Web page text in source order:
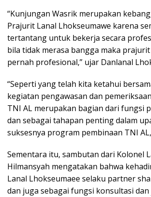
“Kunjungan Wasrik merupakan
Prajurit Lanal Lhokseumawe karena
tertantang untuk bekerja secara
bila tidak merasa bangga maka
pernah profesional,” ujar Danlanal
“Seperti yang telah kita ketahui
kegiatan pengawasan dan
TNI AL merupakan bagian dari fungsi
dan sebagai tahapan penting dalam
suksesnya program pembinaan TNI
Sementara itu, sambutan dari Kolonel
Hilmansyah mengatakan bahwa
Lanal Lhokseumaee selaku partner
dan juga sebagai fungsi konsultasi